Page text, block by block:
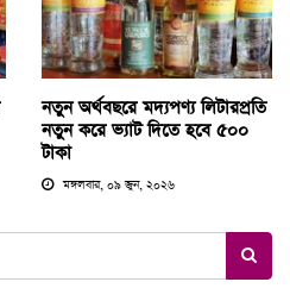
নতুন অর্থবছরে মদ্যপণ্য লিটারপ্রতি
নতুন করে ভ্যাট দিতে হবে ৫০০
টাকা
মঙ্গলবার, ০৯ জুন, ২০২৬